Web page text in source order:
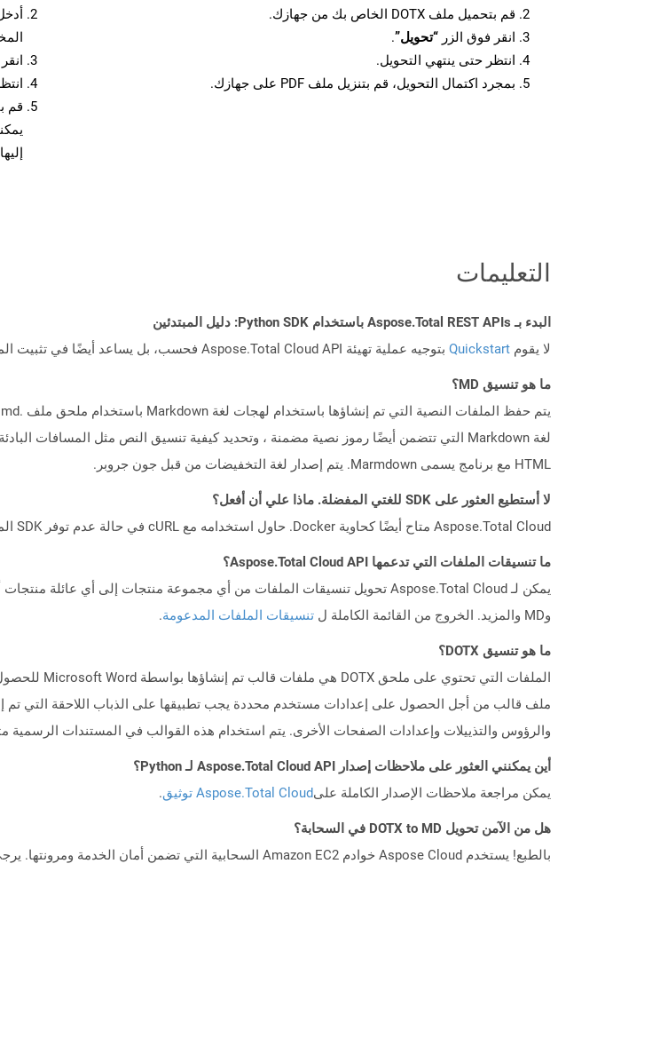
قم بتحميل ملف DOTX الخاص بك من جهازك.
انقر فوق الزر “تحويل”.
انتظر حتى ينتهي التحويل.
بمجرد اكتمال التحويل، قم بتنزيل ملف PDF على جهازك.
التعليمات
البدء بـ Aspose.Total REST APIs باستخدام Python SDK: دليل المبتدئين
لا يقوم Quickstart بتوجيه عملية تهيئة Aspose.Total Cloud API فحسب، بل يساعد أيضًا في تثبيت المكتبات المطلوبة.
ما هو تنسيق MD؟
HTML مع برنامج يسمى Marmdown. يتم إصدار لغة التخفيضات من قبل جون جروبر.
لا أستطيع العثور على SDK للغتي المفضلة. ماذا علي أن أفعل؟
Aspose.Total Cloud متاح أيضًا كحاوية Docker. حاول استخدامه مع cURL في حالة عدم توفر SDK المطلوب بعد.
ما تنسيقات الملفات التي تدعمها Aspose.Total Cloud API؟
وMD والمزيد. الخروج من القائمة الكاملة ل
تنسيقات الملفات المدعومة.
ما هو تنسيق DOTX؟
ملف قالب من أجل الحصول على إعدادات مستخدم محددة يجب تطبيقها على الذباب اللاحقة التي
والرؤوس والتذييلات وإعدادات الصفحات الأخرى. يتم استخدام هذه القوالب في المستندات الرسمية
أين يمكنني العثور على ملاحظات إصدار Aspose.Total Cloud API لـ Python؟
يمكن مراجعة ملاحظات الإصدار الكاملة علىAspose.Total Cloud توثيق .
هل من الآمن تحويل DOTX to MD في السحابة؟
بالطبع! يستخدم Aspose Cloud خوادم Amazon EC2 السحابية التي تضمن أمان الخدمة ومرونتها. يرجى قراءة المزيد عن الممارسات الأمنية في Aspose.